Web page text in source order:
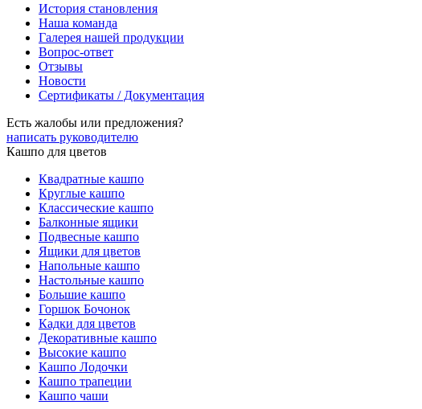
История становления
Наша команда
Галерея нашей продукции
Вопрос-ответ
Отзывы
Новости
Сертификаты / Документация
Есть жалобы или предложения?
написать руководителю
Кашпо для цветов
Квадратные кашпо
Круглые кашпо
Классические кашпо
Балконные ящики
Подвесные кашпо
Ящики для цветов
Напольные кашпо
Настольные кашпо
Большие кашпо
Горшок Бочонок
Кадки для цветов
Декоративные кашпо
Высокие кашпо
Кашпо Лодочки
Кашпо трапеции
Кашпо чаши